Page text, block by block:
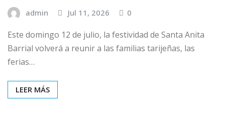
admin Jul 11, 2026 0
Este domingo 12 de julio, la festividad de Santa Anita
Barrial volverá a reunir a las familias tarijeñas, las
ferias…
LEER MÁS